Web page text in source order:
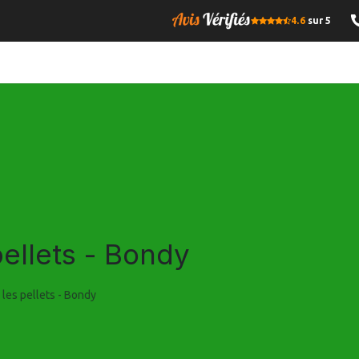
4.6 sur 5
- Bondy
les pellets - Bondy